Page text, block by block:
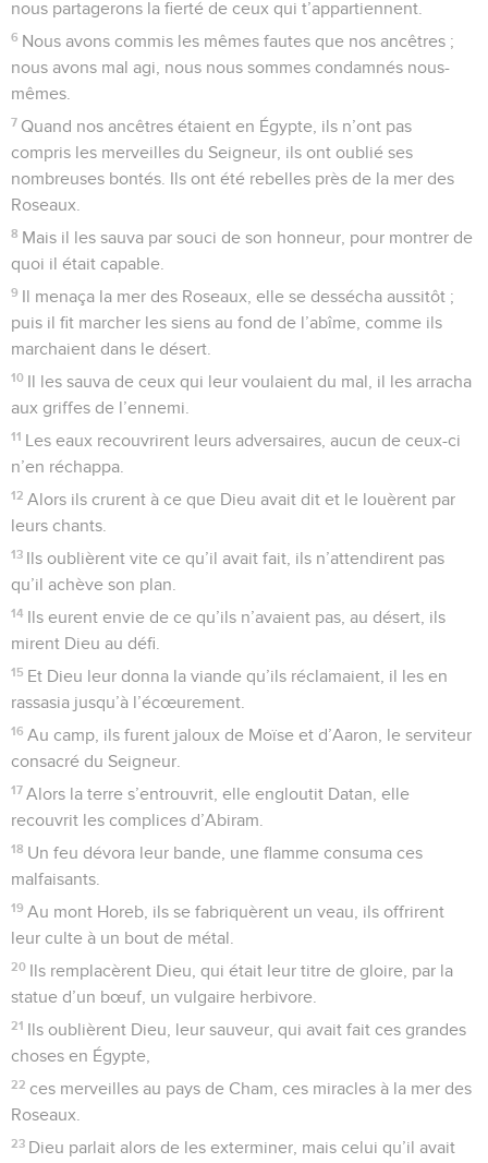
nous partagerons la fierté de ceux qui t’appartiennent.
6 Nous avons commis les mêmes fautes que nos ancêtres ;
nous avons mal agi, nous nous sommes condamnés nous-
mêmes.
7 Quand nos ancêtres étaient en Égypte, ils n’ont pas
compris les merveilles du Seigneur, ils ont oublié ses
nombreuses bontés. Ils ont été rebelles près de la mer des
Roseaux.
8 Mais il les sauva par souci de son honneur, pour montrer de
quoi il était capable.
9 Il menaça la mer des Roseaux, elle se dessécha aussitôt ;
puis il fit marcher les siens au fond de l’abîme, comme ils
marchaient dans le désert.
10 Il les sauva de ceux qui leur voulaient du mal, il les arracha
aux griffes de l’ennemi.
11 Les eaux recouvrirent leurs adversaires, aucun de ceux-ci
n’en réchappa.
12 Alors ils crurent à ce que Dieu avait dit et le louèrent par
leurs chants.
13 Ils oublièrent vite ce qu’il avait fait, ils n’attendirent pas
qu’il achève son plan.
14 Ils eurent envie de ce qu’ils n’avaient pas, au désert, ils
mirent Dieu au défi.
15 Et Dieu leur donna la viande qu’ils réclamaient, il les en
rassasia jusqu’à l’écœurement.
16 Au camp, ils furent jaloux de Moïse et d’Aaron, le serviteur
consacré du Seigneur.
17 Alors la terre s’entrouvrit, elle engloutit Datan, elle
recouvrit les complices d’Abiram.
18 Un feu dévora leur bande, une flamme consuma ces
malfaisants.
19 Au mont Horeb, ils se fabriquèrent un veau, ils offrirent
leur culte à un bout de métal.
20 Ils remplacèrent Dieu, qui était leur titre de gloire, par la
statue d’un bœuf, un vulgaire herbivore.
21 Ils oublièrent Dieu, leur sauveur, qui avait fait ces grandes
choses en Égypte,
22 ces merveilles au pays de Cham, ces miracles à la mer des
Roseaux.
23 Dieu parlait alors de les exterminer, mais celui qu’il avait